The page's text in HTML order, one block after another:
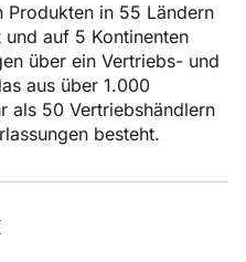
Produkten in 55 Ländern
auf 5 Kontinenten
über ein Vertriebs- und
aus über 1.000
als 50 Vertriebshändlern
besteht.